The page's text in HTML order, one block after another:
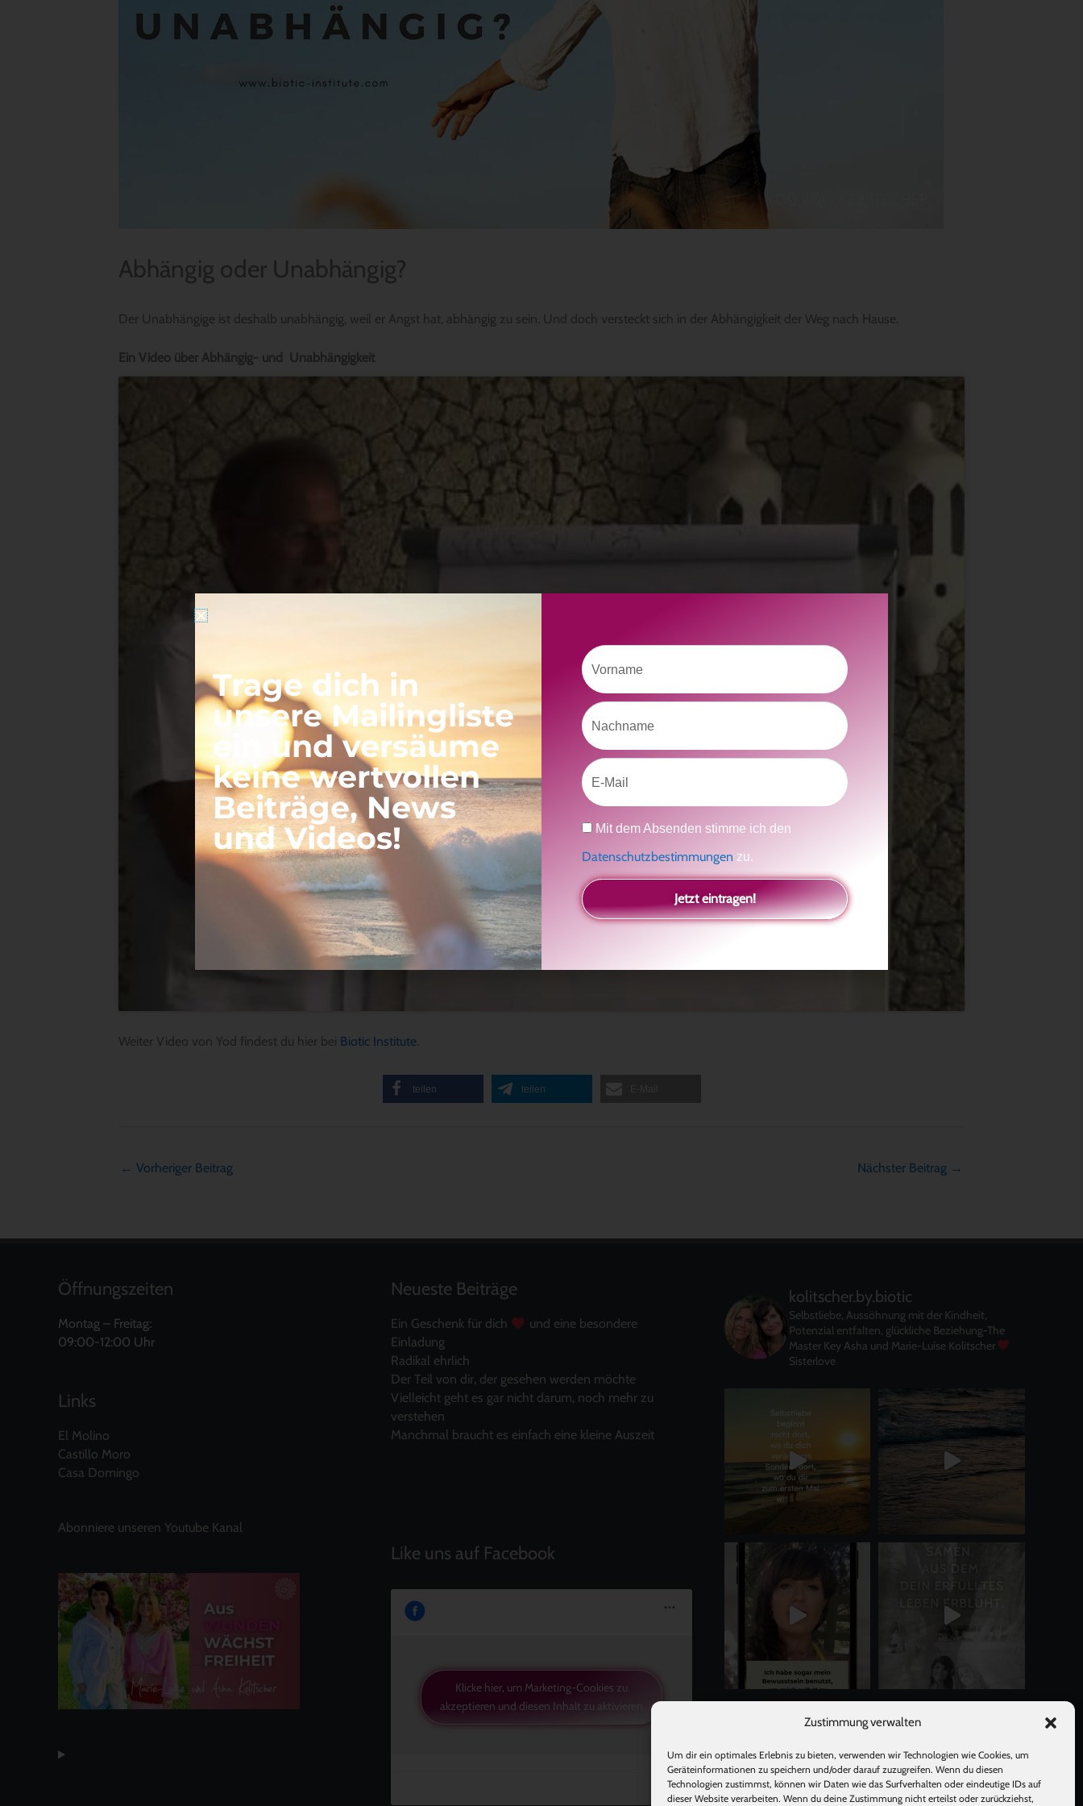
Zustimmung verwalten
Um dir ein optimales Erlebnis zu bieten, verwenden wir Technologien wie Cookies, um
Geräteinformationen zu speichern und/oder darauf zuzugreifen. Wenn du diesen
Technologien zustimmst, können wir Daten wie das Surfverhalten oder eindeutige IDs auf
dieser Website verarbeiten. Wenn du deine Zustimmung nicht erteilst oder zurückziehst,
Abhängig oder Unabhängig?
Der Unabhängige ist deshalb unabhängig, weil er Angst hat, abhängig zu sein. Und doch versteckt sich in der Abhängigkeit der Weg nach Hause.
Ein Video über Abhängig- und Unabhängigkeit
Klicke hier, um Marketing-Cookies zu
akzeptieren und diesen Inhalt zu aktivieren
Weiter Video von Yod findest du hier bei Biotic Institute
teilen teilen
← Vorheriger Beitrag Nächster Beitrag →
Öffnungszeiten
Montag – Freitag:
09:00-12:00 Uhr
Links
El Molino
Castillo Moro
Casa Domingo
Abonniere unseren Youtube Kanal
Neueste Beiträge
Ein Geschenk für dich
und eine besondere
Einladung
Radikal ehrlich
Der Teil von dir, der gesehen werden möchte
Vielleicht geht es gar nicht darum, noch mehr zu
verstehen
Manchmal braucht es einfach eine kleine Auszeit
Like uns auf Facebook
Klicke hier, um Marketing-Cookies zu
akzeptieren und diesen Inhalt zu aktivieren
kolitscher.by.biotic
Selbstliebe, Aussöhnung mit der Kindheit,
Potenzial entfalten, glückliche Beziehung-The
Master KeyAsha und Marie-Luise Kolitscher
Sisterlove
Mehr laden Auf Instagram folgen
Trage dich in
unsere Mailingliste
ein und versäume
keine wertvollen
Beiträge, News
und Videos!
Vorname
Nachname
Email
Datenschutz
Mit dem Absenden stimme ich den
Datenschutzbestimmungen zu.
Jetzt eintragen!